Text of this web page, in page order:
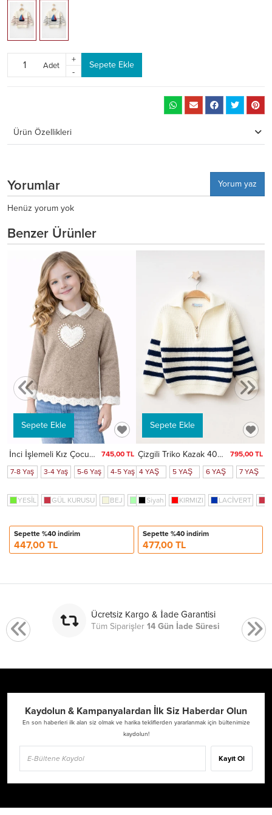
Adet
+
-
Sepete Ekle
Ürün Özellikleri
Yorumlar
Yorum yaz
Henüz yorum yok
Benzer Ürünler
BORDO KAHVE SOMON FÜME Koyu Mavi
6-7 Yaş
Sepete Ekle
İnci İşlemeli Kız Çocuk Kazak 4098
745,00 TL
7-8 Yaş
3-4 Yaş 5-6 Yaş 4-5 Yaş 2-3 Yaş
YESİL GÜL KURUSU BEJ MİNT(SU YEŞİLİ)
Sepette %40 indirim
447,00 TL
Sepete Ekle
Çizgili Triko Kazak 4099
795,00 TL
4 YAŞ
5 YAŞ 6 YAŞ 7 YAŞ
Siyah KIRMIZI LACİVERT
Sepette %40 indirim
477,00 TL
Ücretsiz Kargo & İade Garantisi
Tüm Siparişler14 Gün İade Süresi
Kaydolun & Kampanyalardan İlk Siz Haberdar Olun
En son haberleri ilk alan siz olmak ve harika tekliflerden yararlanmak için bültenimize
kaydolun!
Kayıt Ol